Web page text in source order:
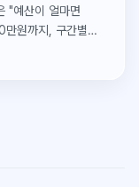
"예산이 얼마면
원까지, 구간별로
제 출품작으로